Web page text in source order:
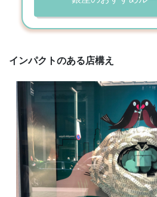
インパクトのある店構え